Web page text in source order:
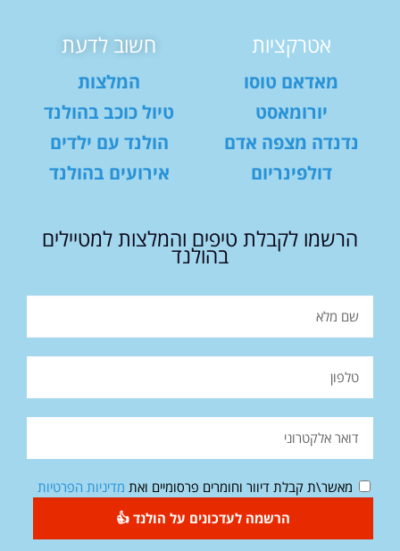
אטרקציות
מאדאם טוסו
יורומאסט
נדנדה מצפה אדם
דולפינריום
חשוב לדעת
המלצות
טיול כוכב בהולנד
הולנד עם ילדים
אירועים בהולנד
הרשמו לקבלת טיפים והמלצות למטיילים
בהולנד
מאשר\ת קבלת דיוור וחומרים פרסומיים ואת מדיניות הפרטיות
הרשמה לעדכונים על הולנד 👍